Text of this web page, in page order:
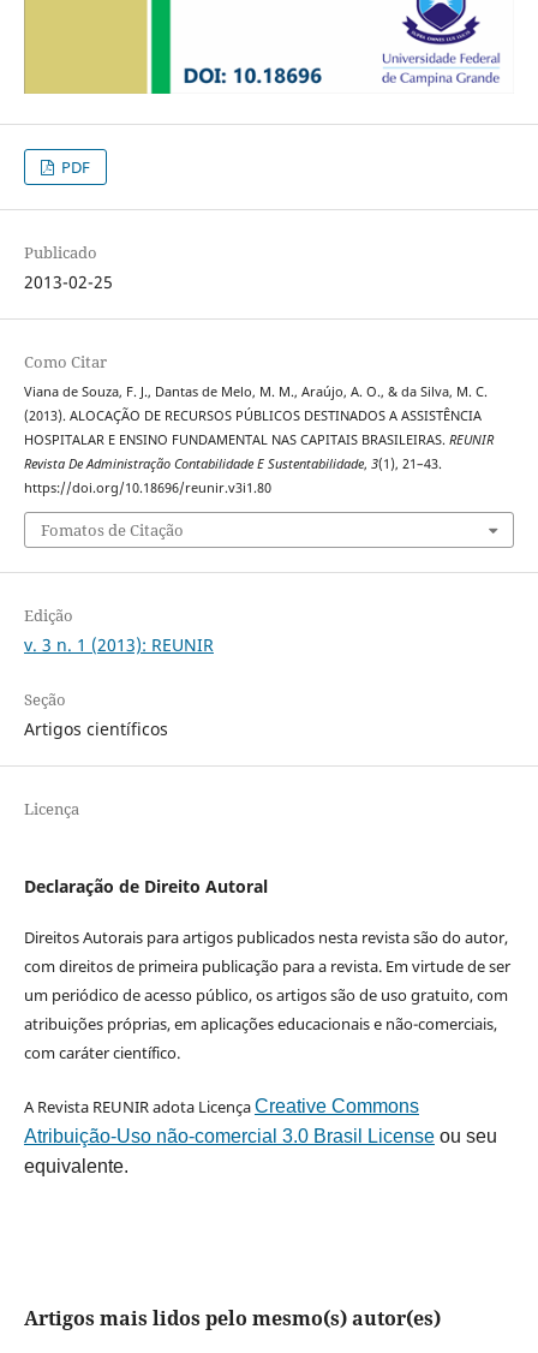
PDF
Publicado
2013-02-25
Como Citar
Viana de Souza, F. J., Dantas de Melo, M. M., Araújo, A. O., & da Silva, M. C.
(2013). ALOCAÇÃO DE RECURSOS PÚBLICOS DESTINADOS A ASSISTÊNCIA
HOSPITALAR E ENSINO FUNDAMENTAL NAS CAPITAIS BRASILEIRAS. REUNIR
Revista De Administração Contabilidade E Sustentabilidade, 3(1), 21–43.
https://doi.org/10.18696/reunir.v3i1.80
Fomatos de Citação
Edição
v. 3 n. 1 (2013): REUNIR
Seção
Artigos científicos
Licença
Declaração de Direito Autoral
Direitos Autorais para artigos publicados nesta revista são do autor,
com direitos de primeira publicação para a revista. Em virtude de ser
um periódico de acesso público, os artigos são de uso gratuito, com
atribuições próprias, em aplicações educacionais e não-comerciais,
com caráter científico.
A Revista REUNIR adota LicençaCreative Commons
Atribuição-Uso não-comercial 3.0 Brasil Licenseou seu
equivalente.
Artigos mais lidos pelo mesmo(s) autor(es)